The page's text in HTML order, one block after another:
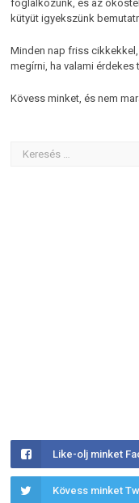
foglalkozunk, és az
kütyüt igyekszünk
Minden nap friss
megírni, ha valami érdekes
Kövess minket, és nem
Like-olj minket
Kövess minket